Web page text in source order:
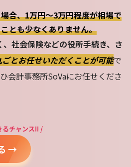
合、1万円～3万円程度が相場で
とも少なくありません。
社会保険などの役所手続き、さ
とお任せいただくことが可能で
会計事務所SoVaにお任せくださ
るチャンス!! /
→